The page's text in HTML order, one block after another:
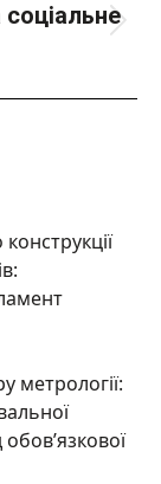
метрології:
обов’язкової